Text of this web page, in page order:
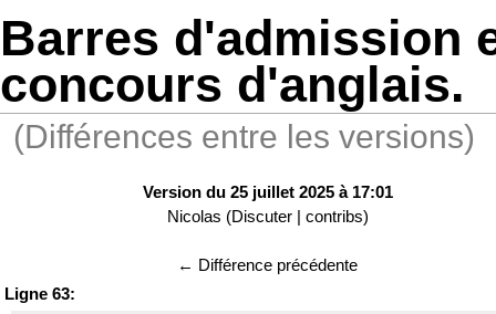
Barres d'admission
concours d'anglais.
(Différences entre les versions)
Version du 25 juillet 2025 à 17:01
Nicolas (Discuter| contribs)
← Différence précédente
Ligne 63: